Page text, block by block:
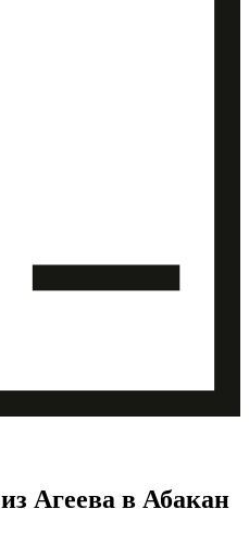
из Агеева в Абакан